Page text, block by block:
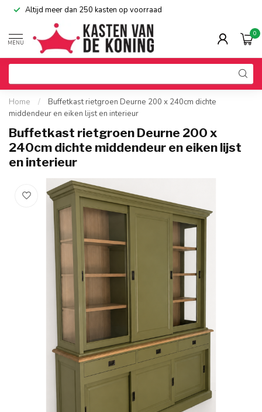
Altijd meer dan 250 kasten op voorraad
MENU
0
Home /
Buffetkast rietgroen Deurne 200 x 240cm dichte
middendeur en eiken lijst en interieur
Buffetkast rietgroen Deurne 200 x
240cm dichte middendeur en eiken lijst
en interieur